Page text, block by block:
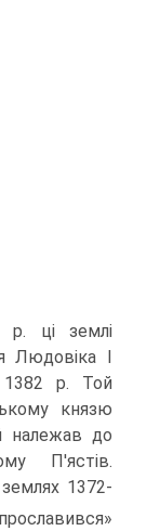
р. ці землі
Людовіка І
1382 р. Той
князю
належав до
П'ястів.
1372-